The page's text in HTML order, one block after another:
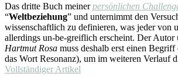
Das dritte Buch meinerpersönlichen
“Weltbeziehung” und unternimmt den
wissenschaftlich zu definieren, was jeder von
allerdings un-be-greiflich erscheint. Der Autor
Hartmut Rosa muss deshalb erst einen
das Wort Resonanz), um im weiteren Verlauf
Vollständiger Artikel